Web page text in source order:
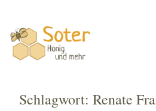
Schlagwort: Renate